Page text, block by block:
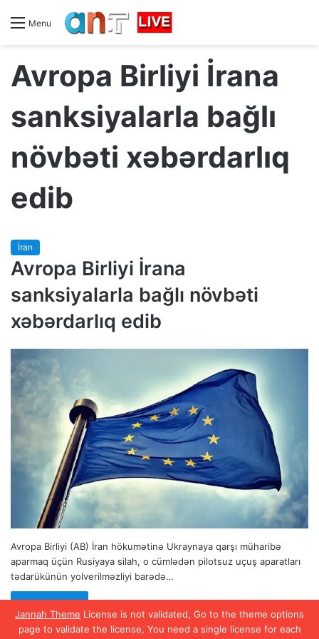
Jannah Theme License is not validated, Go to the theme options
page to validate the license, You need a single license for each
Menu
Avropa Birliyi İrana
sanksiyalarla bağlı
növbəti xəbərdarlıq
edib
İran
Avropa Birliyi İrana
sanksiyalarla bağlı növbəti
xəbərdarlıq edib
Avropa Birliyi (AB) İran hökumətinə Ukraynaya qarşı müharibə
aparmaq üçün Rusiyaya silah, o cümlədən pilotsuz uçuş aparatları
tədarükünün yolverilməzliyi barədə…
Read More »